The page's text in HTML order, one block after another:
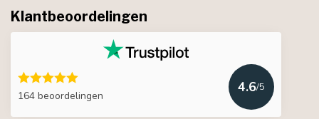
Klantbeoordelingen
164 beoordelingen
4.6/5